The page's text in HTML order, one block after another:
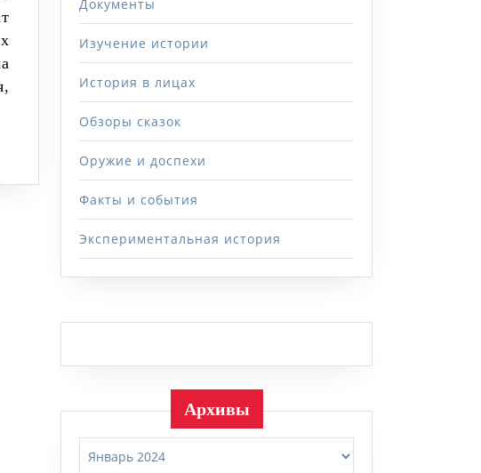
Документы
Изучение истории
История в лицах
Обзоры сказок
Оружие и доспехи
Факты и события
Экспериментальная история
Архивы